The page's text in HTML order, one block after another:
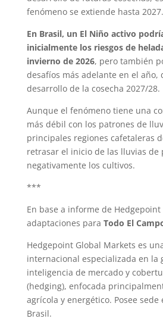
fenómeno se extiende hasta 2027.
En Brasil, un El Niño activo
inicialmente los riesgos de
invierno de 2026, pero también
desafíos más adelante en el año,
desarrollo de la cosecha 2027/28.
Aunque el fenómeno tiene una
más débil con los patrones de
principales regiones cafetaleras
retrasar el inicio de las lluvias de
negativamente los cultivos.
***
En base a informe de
adaptaciones para Todo El
Hedgepoint Global Markets es
internacional especializada en la
inteligencia de mercado y
(hedging), enfocada
agrícola y energético. Posee sede
Brasil.